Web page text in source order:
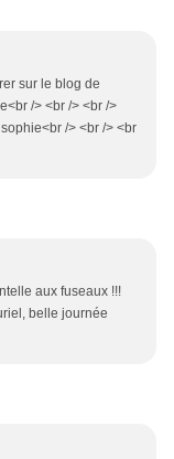
sur le blog de
/> <br /> <br />
/> <br /> <br
aux fuseaux !!!
belle journée